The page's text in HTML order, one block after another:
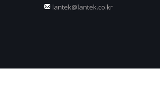
lantek@lantek.co.kr